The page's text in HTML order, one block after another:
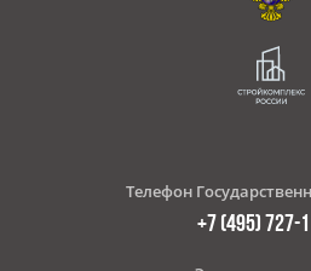
Телефон
+7 (495) 727-